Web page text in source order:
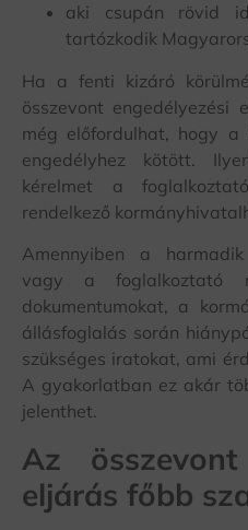
aki csupán rövid
tartózkodik
Ha a fenti kizáró
összevont
még előfordulhat, hogy
engedélyhez kötött.
kérelmet a
rendelkező
Amennyiben a
vagy a foglalkoztató
dokumentumokat, a
állásfoglalás során
szükséges iratokat, ami
A gyakorlatban ez akár
jelenthet.
Az összevont
eljárás főbb